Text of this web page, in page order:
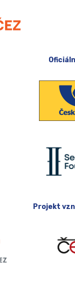
Projekt